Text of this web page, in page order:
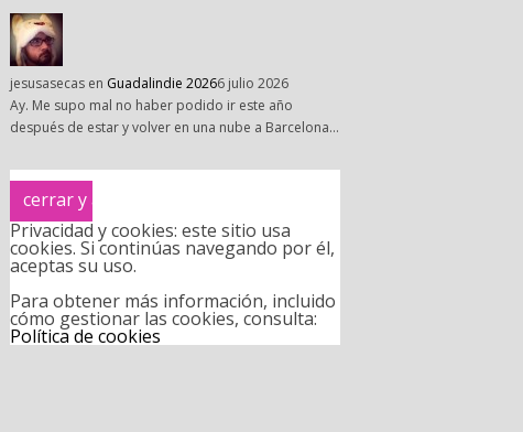
jesusasecas en Guadalindie 20266 julio 2026
Ay. Me supo mal no haber podido ir este año
después de estar y volver en una nube a Barcelona…
Privacidad y cookies: este sitio usa
cookies. Si continúas navegando por él,
aceptas su uso.
Para obtener más información, incluido
cómo gestionar las cookies, consulta:
Política de cookies